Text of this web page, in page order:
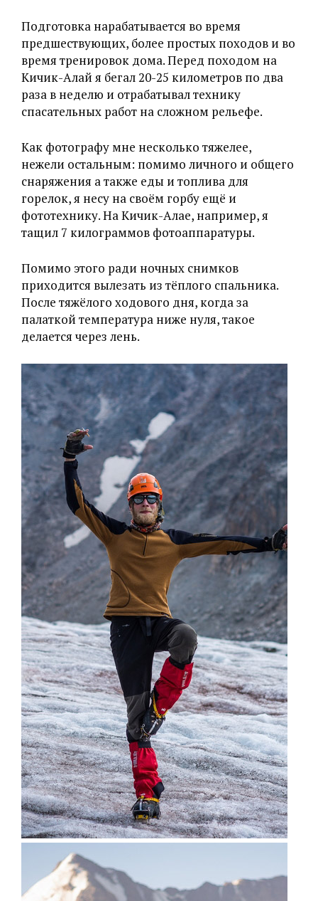
Подготовка нарабатывается во время
предшествующих, более простых походов и во
время тренировок дома. Перед походом на
Кичик-Алай я бегал 20-25 километров по два
раза в неделю и отрабатывал технику
спасательных работ на сложном рельефе.
Как фотографу мне несколько тяжелее,
нежели остальным: помимо личного и общего
снаряжения а также еды и топлива для
горелок, я несу на своём горбу ещё и
фототехнику. На Кичик-Алае, например, я
тащил 7 килограммов фотоаппаратуры.
Помимо этого ради ночных снимков
приходится вылезать из тёплого спальника.
После тяжёлого ходового дня, когда за
палаткой температура ниже нуля, такое
делается через лень.